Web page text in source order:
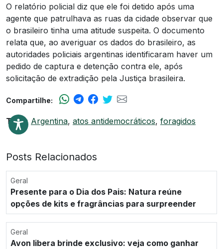
O relatório policial diz que ele foi detido após uma
agente que patrulhava as ruas da cidade observar que
o brasileiro tinha uma atitude suspeita. O documento
relata que, ao averiguar os dados do brasileiro, as
autoridades policiais argentinas identificaram haver um
pedido de captura e detenção contra ele, após
solicitação de extradição pela Justiça brasileira.
Compartilhe:
Tags: Argentina, atos antidemocráticos, foragidos
Posts Relacionados
Geral
Presente para o Dia dos Pais: Natura reúne
opções de kits e fragrâncias para surpreender
Geral
Avon libera brinde exclusivo: veja como ganhar